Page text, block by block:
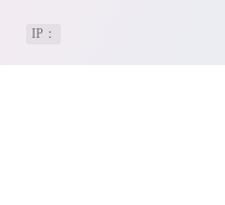
IP：